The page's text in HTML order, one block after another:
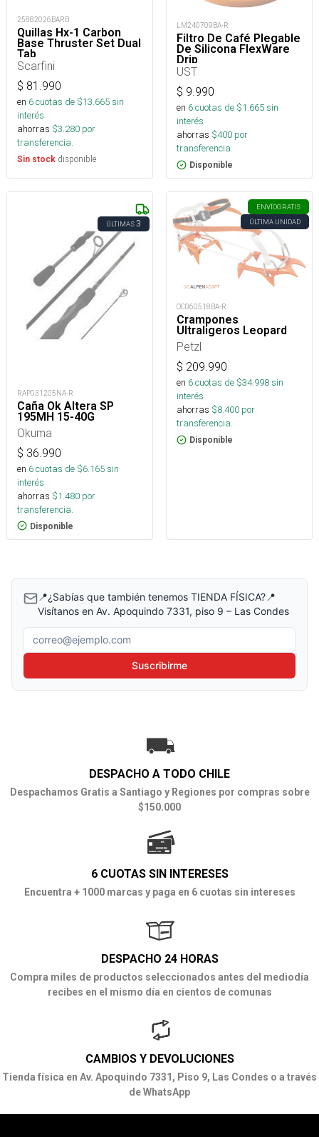
25882026BARB
Quillas Hx-1 Carbon
Base Thruster Set Dual
Tab
Scarfini
$ 81.990
en 6cuotas de $13.665sin
interés
ahorras $3.280 por
transferencia.
Sin stock disponible
LM240709BA-R
Filtro De Café Plegable
De Silicona FlexWare
Drip
UST
$ 9.990
en 6cuotas de $1.665sin
interés
ahorras $400 por
transferencia.
Disponible
ÚLTIMAS3
RAP031205NA-R
Caña Ok Altera SP
195MH 15-40G
Okuma
$ 36.990
en 6cuotas de $6.165sin
interés
ahorras $1.480 por
transferencia.
Disponible
ENVÍOGRATIS
ÚLTIMA UNIDAD
OC060518BA-R
Crampones
Ultraligeros Leopard
Petzl
$ 209.990
en 6cuotas de $34.998sin
interés
ahorras $8.400 por
transferencia.
Disponible
📍¿Sabías que también tenemos TIENDA FÍSICA?📍
Visítanos en Av. Apoquindo 7331, piso 9 – Las Condes
Correo electrónico
Suscribirme
DESPACHO A TODO CHILE
Despachamos Gratis a Santiago y Regiones por compras sobre
$150.000
6 CUOTAS SIN INTERESES
Encuentra + 1000 marcas y paga en 6 cuotas sin intereses
DESPACHO 24 HORAS
Compra miles de productos seleccionados antes del mediodía
recibes en el mismo día en cientos de comunas
CAMBIOS Y DEVOLUCIONES
Tienda física en Av. Apoquindo 7331, Piso 9, Las Condes o a través
de WhatsApp